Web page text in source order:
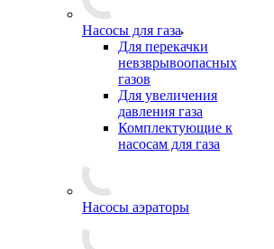
Насосы для газа
Для перекачки
невзврывоопасных
газов
Для увеличения
давления газа
Комплектующие к
насосам для газа
Насосы аэраторы